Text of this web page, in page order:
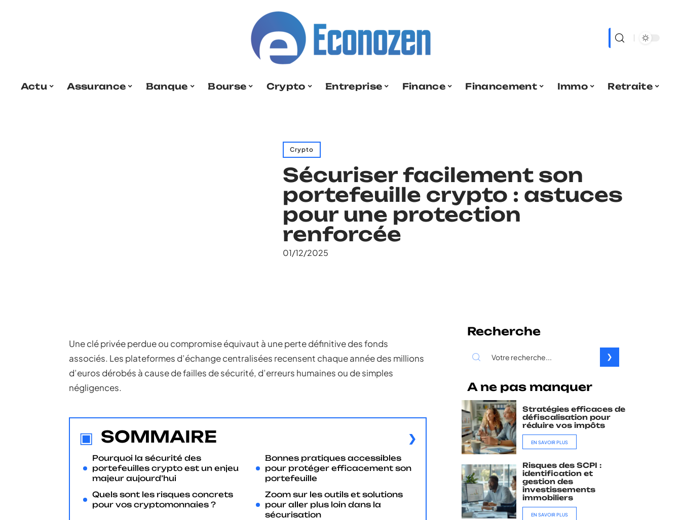
Actu Assurance Banque Bourse Crypto Entreprise Finance Financement Immo Retraite
Crypto
Sécuriser facilement son
portefeuille crypto : astuces
pour une protection
renforcée
01/12/2025
Une clé privée perdue ou compromise équivaut à une perte définitive des fonds
associés. Les plateformes d’échange centralisées recensent chaque année des millions
d’euros dérobés à cause de failles de sécurité, d’erreurs humaines ou de simples
négligences.
SOMMAIRE
Pourquoi la sécurité des
portefeuilles crypto est un enjeu
majeur aujourd’hui
Quels sont les risques concrets
pour vos cryptomonnaies ?
Bonnes pratiques accessibles
pour protéger efficacement son
portefeuille
Zoom sur les outils et solutions
pour aller plus loin dans la
sécurisation
Recherche
A ne pas manquer
Stratégies efficaces de
défiscalisation pour
réduire vos impôts
EN SAVOIR PLUS
Risques des SCPI :
identification et
gestion des
investissements
immobiliers
EN SAVOIR PLUS